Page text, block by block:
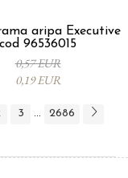
aripa Executive
cod 96536015
0,57 EUR
0,19 EUR
3 ... 2686